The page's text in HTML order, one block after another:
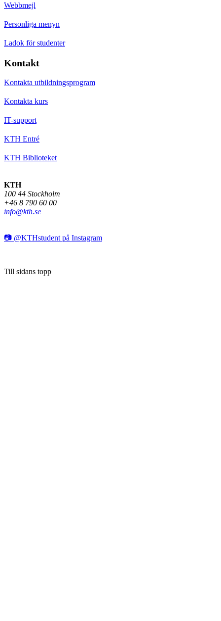
Webbmejl
Personliga menyn
Ladok för studenter
Kontakt
Kontakta utbildningsprogram
Kontakta kurs
IT-support
KTH Entré
KTH Biblioteket
KTH
100 44 Stockholm
+46 8 790 60 00
info@kth.se
📷 @KTHstudent på Instagram
Till sidans topp